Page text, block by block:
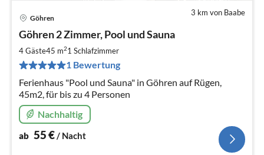
3 km von Baabe
Göhren
Göhren 2 Zimmer, Pool und Sauna
4 Gäste45 m21 Schlafzimmer
1 Bewertung
Ferienhaus "Pool und Sauna" in Göhren auf Rügen,
45m2, für bis zu 4 Personen
Nachhaltig
ab 55€ / Nacht